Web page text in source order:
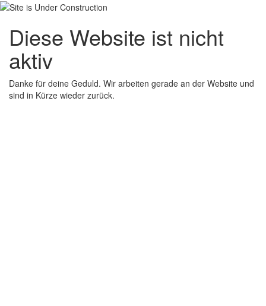
Diese Website ist nicht
aktiv
Danke für deine Geduld. Wir arbeiten gerade an der Website und
sind in Kürze wieder zurück.